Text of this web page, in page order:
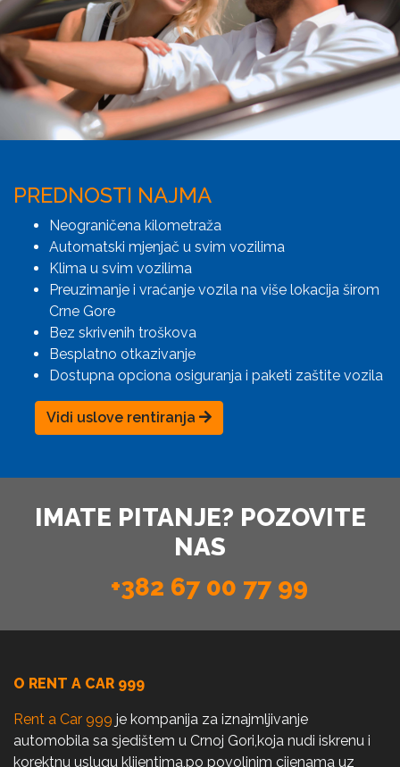
PREDNOSTI NAJMA
Neograničena kilometraža
Automatski mjenjač u svim vozilima
Klima u svim vozilima
Preuzimanje i vraćanje vozila na više lokacija širom
Crne Gore
Bez skrivenih troškova
Besplatno otkazivanje
Dostupna opciona osiguranja i paketi zaštite vozila
Vidi uslove rentiranja
IMATE PITANJE? POZOVITE
NAS
+382 67 00 77 99
O RENT A CAR 999
Rent a Car 999 je kompanija za iznajmljivanje
automobila sa sjedištem u Crnoj Gori,koja nudi iskrenu i
korektnu uslugu klijentima,po povoljnim cijenama uz